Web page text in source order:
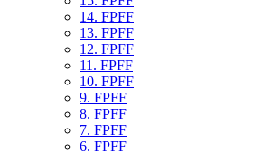
14. FPFF
13. FPFF
12. FPFF
11. FPFF
10. FPFF
9. FPFF
8. FPFF
7. FPFF
6. FPFF